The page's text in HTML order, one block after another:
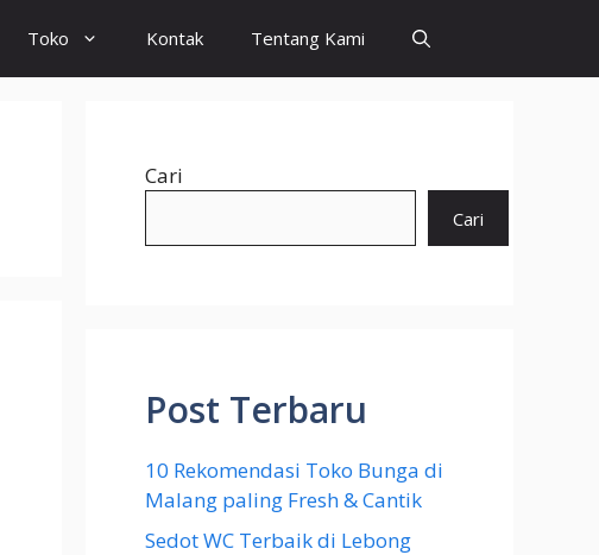
Toko Kontak Tentang Kami
Cari
Cari
Post Terbaru
10 Rekomendasi Toko Bunga di
Malang paling Fresh & Cantik
Sedot WC Terbaik di Lebong